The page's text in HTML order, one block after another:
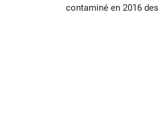
contaminé en 2016